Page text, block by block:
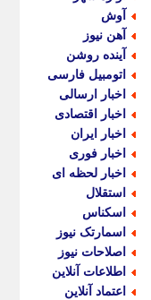
آوش
آهن نیوز
آینده روشن
اتومبیل فارسی
اخبار ارسالی
اخبار اقتصادی
اخبار ایران
اخبار فوری
اخبار لحظه ای
استقلال
اسکناس
اسمارتک نیوز
اصلاحات نیوز
اطلاعات آنلاین
اعتماد آنلاین